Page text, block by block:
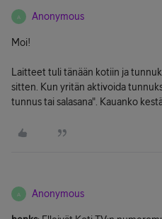
A Anonymous
Moi!
Laitteet tuli tänään kotiin ja
sitten. Kun yritän aktivoida
tunnus tai salasana". Kauanko
A Anonymous